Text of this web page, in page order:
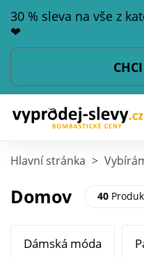
30 % sleva na vše z
❤
Hlavní stránka >
Domov 40
Dámská móda